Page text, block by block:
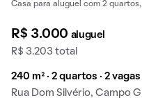
Casa para aluguel com 2
R$ 3.000 aluguel
R$ 3.203 total
240 m² · 2 quartos · 2 vagas
Rua Dom Silvério, Campo